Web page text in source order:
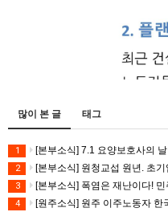
많이 본 글 태그
1 [본부소식] 7.1 요양보호사의
2 [본부소식] 원청교섭 원년. 초
3 [본부소식] 폭염은 재난이다!
4 [원주소식] 원주 이주노동자 한